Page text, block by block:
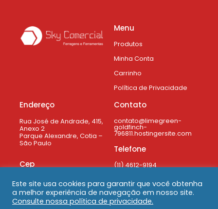
Menu
Produtos
Minha Conta
Carrinho
Política de Privacidade
Endereço
Rua José de Andrade, 415,
Anexo 2
Parque Alexandre, Cotia –
São Paulo
Cep
06714-200
Contato
contato@limegreen-
goldfinch-
796811.hostingersite.com
Telefone
(11) 4612-9194
Este site usa cookies para garantir que você obtenha
a melhor experiência de navegação em nosso site.
Consulte nossa política de privacidade.